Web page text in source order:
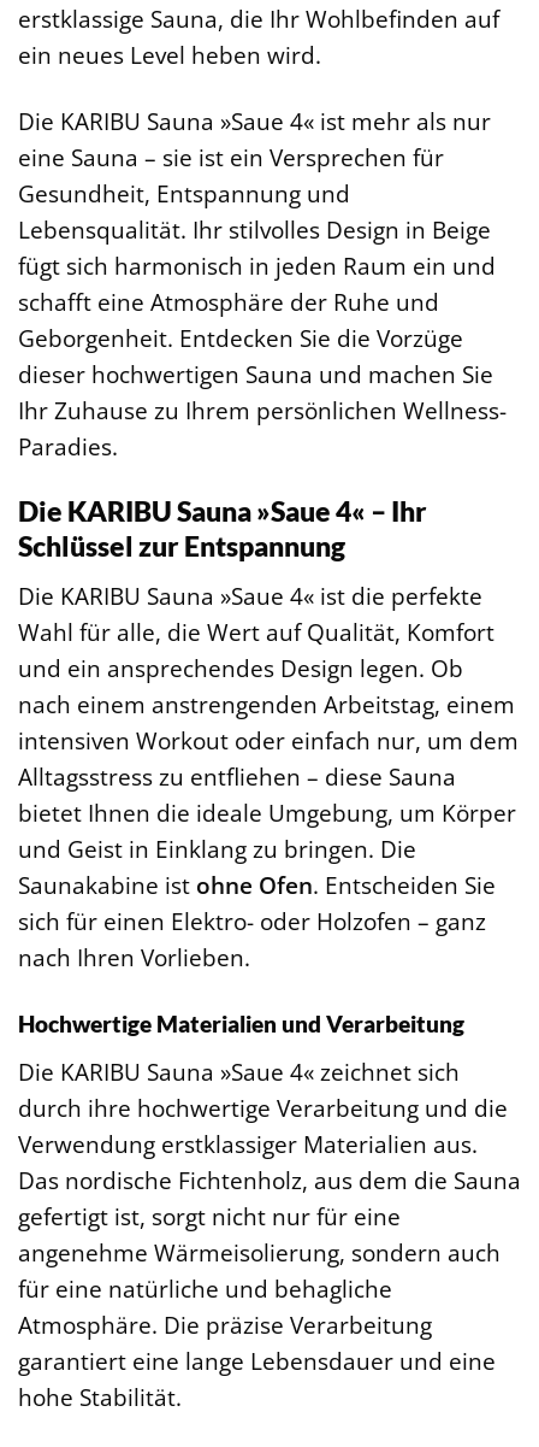
erstklassige Sauna, die Ihr Wohlbefinden auf
ein neues Level heben wird.
Die KARIBU Sauna »Saue 4« ist mehr als nur
eine Sauna – sie ist ein Versprechen für
Gesundheit, Entspannung und
Lebensqualität. Ihr stilvolles Design in Beige
fügt sich harmonisch in jeden Raum ein und
schafft eine Atmosphäre der Ruhe und
Geborgenheit. Entdecken Sie die Vorzüge
dieser hochwertigen Sauna und machen Sie
Ihr Zuhause zu Ihrem persönlichen Wellness-
Paradies.
Die KARIBU Sauna »Saue 4« – Ihr
Schlüssel zur Entspannung
Die KARIBU Sauna »Saue 4« ist die perfekte
Wahl für alle, die Wert auf Qualität, Komfort
und ein ansprechendes Design legen. Ob
nach einem anstrengenden Arbeitstag, einem
intensiven Workout oder einfach nur, um dem
Alltagsstress zu entfliehen – diese Sauna
bietet Ihnen die ideale Umgebung, um Körper
und Geist in Einklang zu bringen. Die
Saunakabine ist ohne Ofen. Entscheiden Sie
sich für einen Elektro- oder Holzofen – ganz
nach Ihren Vorlieben.
Hochwertige Materialien und Verarbeitung
Die KARIBU Sauna »Saue 4« zeichnet sich
durch ihre hochwertige Verarbeitung und die
Verwendung erstklassiger Materialien aus.
Das nordische Fichtenholz, aus dem die Sauna
gefertigt ist, sorgt nicht nur für eine
angenehme Wärmeisolierung, sondern auch
für eine natürliche und behagliche
Atmosphäre. Die präzise Verarbeitung
garantiert eine lange Lebensdauer und eine
hohe Stabilität.